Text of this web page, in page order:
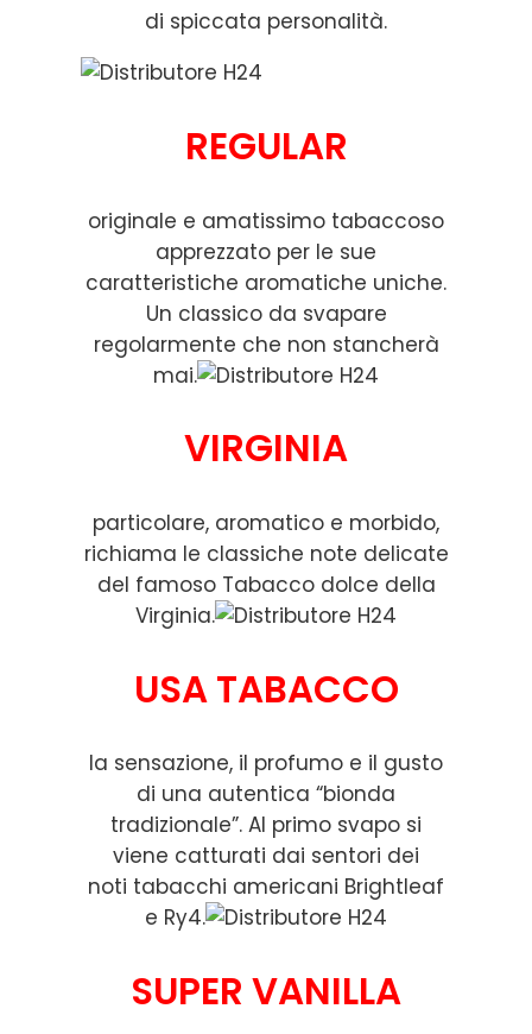
di spiccata personalità.
REGULAR
originale e amatissimo tabaccoso
apprezzato per le sue
caratteristiche aromatiche uniche.
Un classico da svapare
regolarmente che non stancherà
mai.
VIRGINIA
particolare, aromatico e morbido,
richiama le classiche note delicate
del famoso Tabacco dolce della
Virginia.
USA TABACCO
la sensazione, il profumo e il gusto
di una autentica “bionda
tradizionale”. Al primo svapo si
viene catturati dai sentori dei
noti tabacchi americani Brightleaf
e Ry4.
SUPER VANILLA